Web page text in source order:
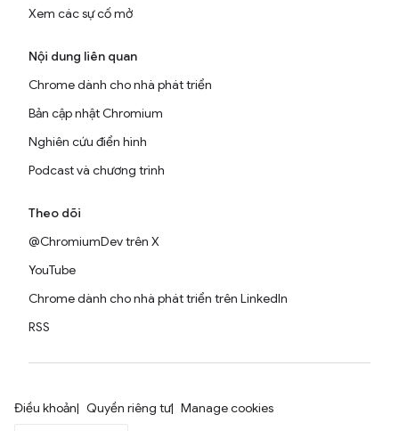
Xem các sự cố mở
Nội dung liên quan
Chrome dành cho nhà phát triển
Bản cập nhật Chromium
Nghiên cứu điển hình
Podcast và chương trình
Theo dõi
@ChromiumDev trên X
YouTube
Chrome dành cho nhà phát triển trên LinkedIn
RSS
Điều khoản Quyền riêng tư Manage cookies